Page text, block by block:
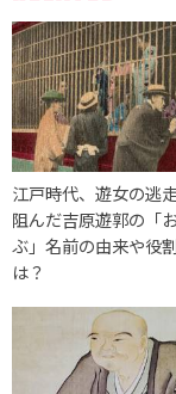
江戸時代、遊女の逃
阻んだ吉原遊郭の「
ぶ」名前の由来や役
は？